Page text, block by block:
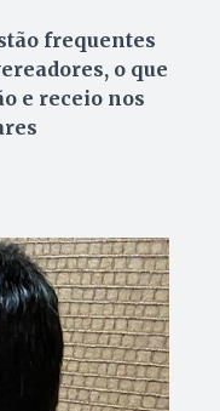
frequentes
o que
e receio nos